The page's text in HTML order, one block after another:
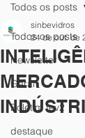
Todos os posts
Newsletter
Geral
Boletim fev2
destaque
Todos os posts
sinbevidros
24 de out. de